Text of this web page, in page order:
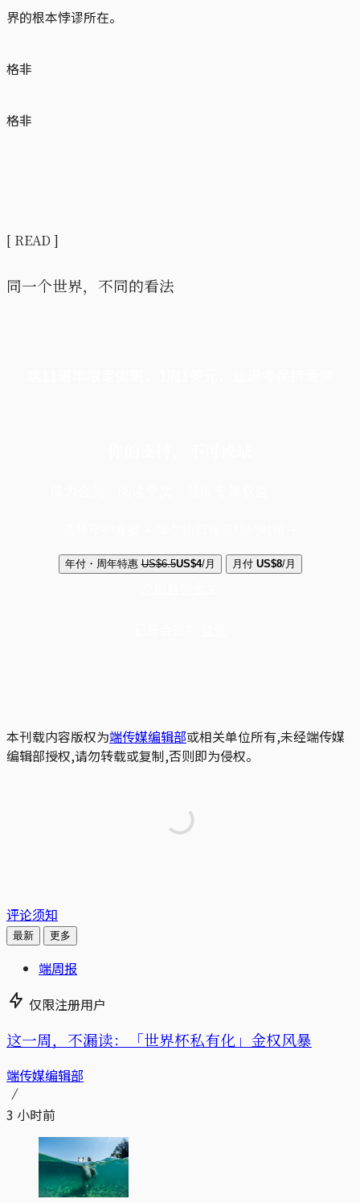
界的根本悖谬所在。
格非
格非
[ READ ]
同一个世界，不同的看法
年付・周年特惠 US$6.5US$4/月 月付 US$8/月
本刊载内容版权为端传媒编辑部或相关单位所有,未经端传媒
编辑部授权,请勿转载或复制,否则即为侵权。
评论须知
最新 更多
端周报
仅限注册用户
这一周，不漏读：「世界杯私有化」金权风暴
端传媒编辑部
3 小时前